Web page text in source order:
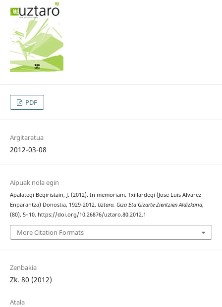
PDF
Argitaratua
2012-03-08
Aipuak nola egin
Apalategi Begiristain, J. (2012). In memoriam. Txillardegi (Jose Luis Alvarez
Enparantza) Donostia, 1929-2012. Uztaro. Giza Eta Gizarte-Zientzien Aldizkaria,
(80), 5–10. https://doi.org/10.26876/uztaro.80.2012.1
More Citation Formats
Zenbakia
Zk. 80 (2012)
Atala